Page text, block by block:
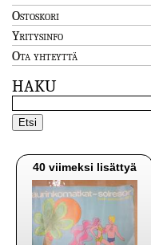
Ostoskori
Yritysinfo
Ota yhteyttä
HAKU
40 viimeksi lisättyä